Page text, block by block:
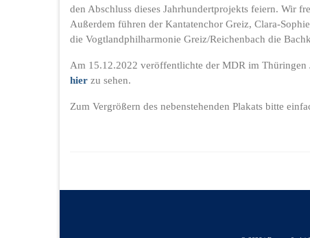
den Abschluss dieses Jahrhundertprojekts feiern. Wir
Außerdem führen der Kantatenchor Greiz, Clara-
die Vogtlandphilharmonie Greiz/Reichenbach die
Am 15.12.2022 veröffentlichte der MDR im
hier zu sehen.
Zum Vergrößern des nebenstehenden Plakats bitte